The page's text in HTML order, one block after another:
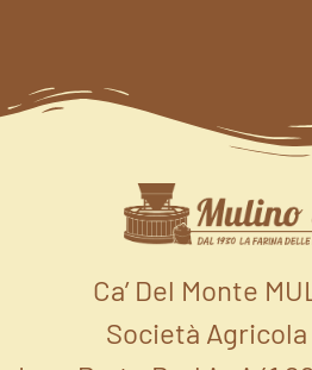
Ca’ Del Monte
Società